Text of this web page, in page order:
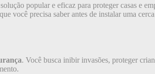
popular e eficaz para proteger casas e
você precisa saber antes de instalar uma
. Você busca inibir invasões, proteger